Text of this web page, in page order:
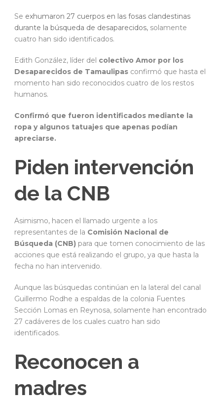
Se exhumaron 27 cuerpos en las fosas clandestinas
durante la búsqueda de desaparecidos, solamente
cuatro han sido identificados.
Edith González, líder del colectivo Amor por los
Desaparecidos de Tamaulipas confirmó que hasta el
momento han sido reconocidos cuatro de los restos
humanos.
Confirmó que fueron identificados mediante la
ropa y algunos tatuajes que apenas podían
apreciarse.
Piden intervención
de la CNB
Asimismo, hacen el llamado urgente a los
representantes de la Comisión Nacional de
Búsqueda (CNB) para que tomen conocimiento de las
acciones que está realizando el grupo, ya que hasta la
fecha no han intervenido.
Aunque las búsquedas continúan en la lateral del canal
Guillermo Rodhe a espaldas de la colonia Fuentes
Sección Lomas en Reynosa, solamente han encontrado
27 cadáveres de los cuales cuatro han sido
identificados.
Reconocen a
madres